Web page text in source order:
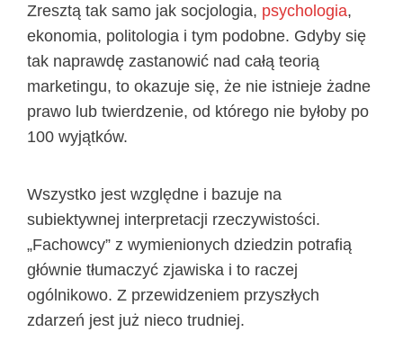
Zresztą tak samo jak socjologia, psychologia,
ekonomia, politologia i tym podobne. Gdyby się
tak naprawdę zastanowić nad całą teorią
marketingu, to okazuje się, że nie istnieje żadne
prawo lub twierdzenie, od którego nie byłoby po
100 wyjątków.
Wszystko jest względne i bazuje na
subiektywnej interpretacji rzeczywistości.
„Fachowcy” z wymienionych dziedzin potrafią
głównie tłumaczyć zjawiska i to raczej
ogólnikowo. Z przewidzeniem przyszłych
zdarzeń jest już nieco trudniej.